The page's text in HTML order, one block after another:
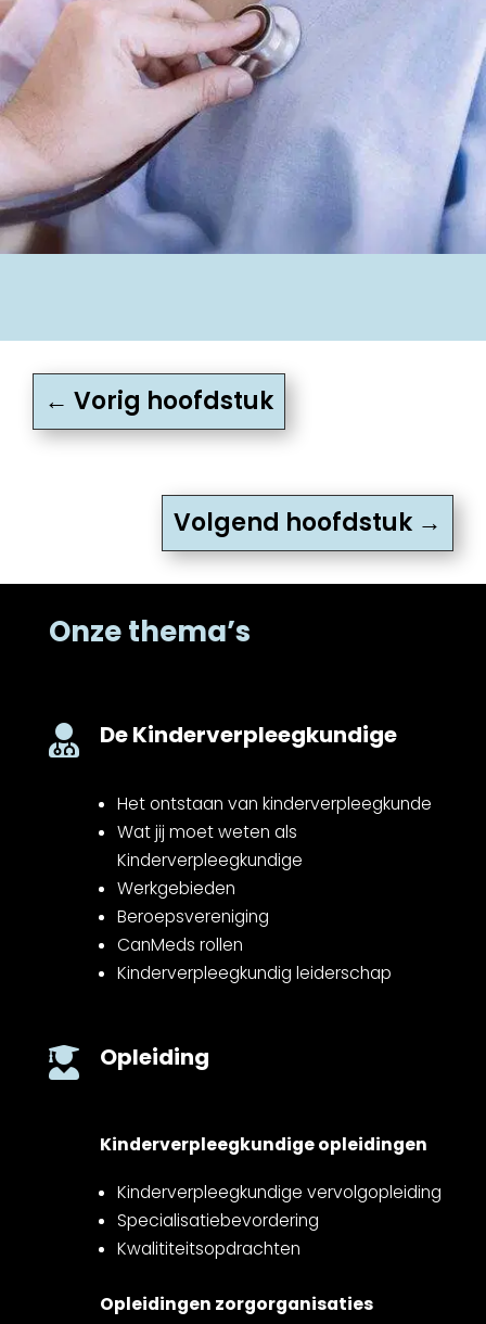
← Vorig hoofdstuk
Volgend hoofdstuk →
Onze thema’s
 De Kinderverpleegkundige
Het ontstaan van kinderverpleegkunde
Wat jij moet weten als
Kinderverpleegkundige
Werkgebieden
Beroepsvereniging
CanMeds rollen
Kinderverpleegkundig leiderschap
 Opleiding
Kinderverpleegkundige opleidingen
Kinderverpleegkundige vervolgopleiding
Specialisatiebevordering
Kwalititeitsopdrachten
Opleidingen zorgorganisaties